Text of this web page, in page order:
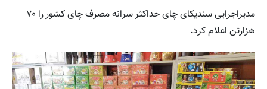
مدیراجرایی سندیکای چای حداکثر سرانه مصرف چای کشور را ۷۰
هزارتن اعلام کرد.